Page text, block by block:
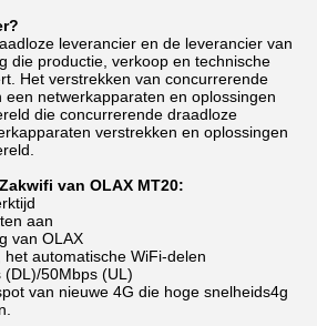
leverancier en de leverancier van
die productie, verkoop en technische
Het verstrekken van concurrerende
netwerkapparaten en oplossingen
die concurrerende draadloze
verstrekken en oplossingen
van OLAX MT20:
aan
van OLAX
het automatische WiFi-delen
(DL)/50Mbps (UL)
van nieuwe 4G die hoge snelheids4g